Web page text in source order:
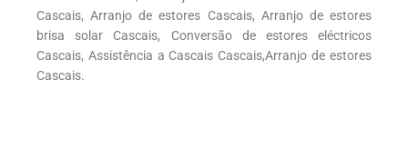
Cascais, Arranjo de estores Cascais, Arranjo de estores
brisa solar Cascais, Conversão de estores eléctricos
Cascais, Assistência a Cascais Cascais,Arranjo de estores
Cascais.